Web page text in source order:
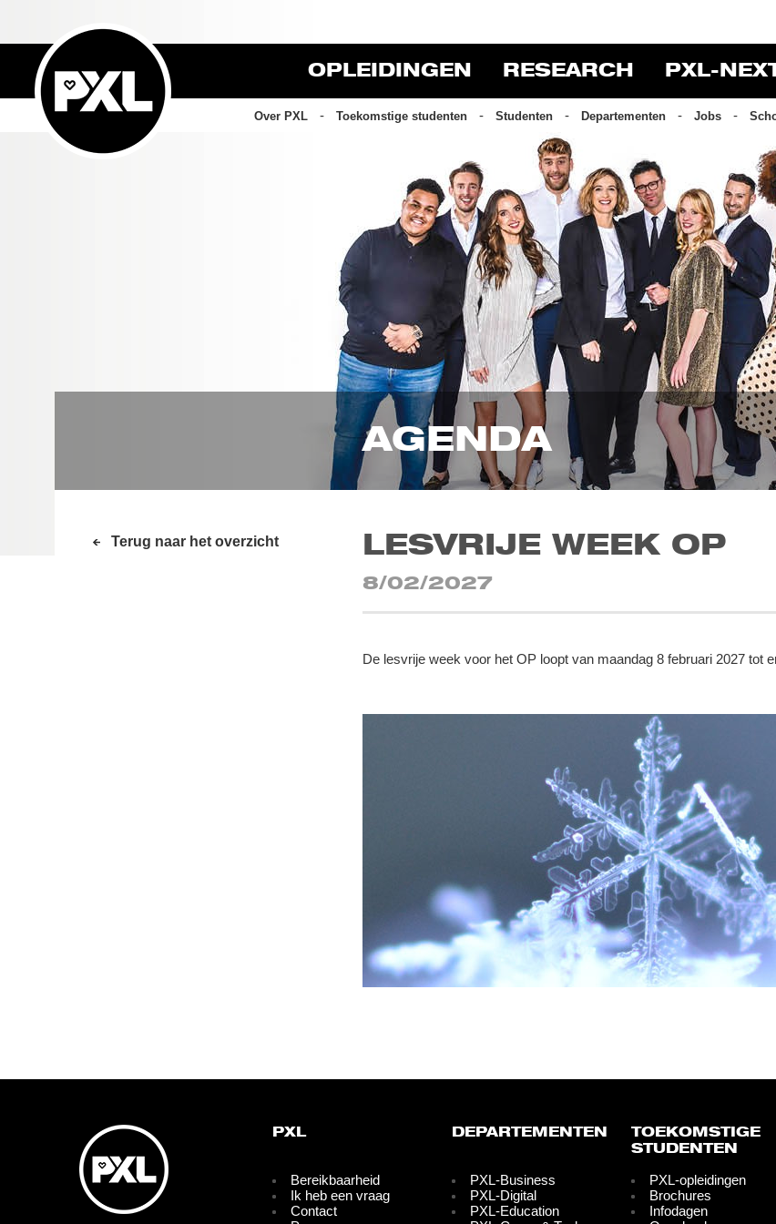
OPLEIDINGEN RESEARCH PXL-
Over PXL Toekomstige studenten Studenten Departementen Jobs
AGENDA
Terug naar het overzicht LESVRIJE WEEK OP
8/02/2027
De lesvrije week voor het OP loopt van maandag 8 februari 2027 tot
PXL
Bereikbaarheid
Ik heb een vraag
Contact
DEPARTEMENTEN
PXL-Business
PXL-Digital
PXL-Education
TOEKOMSTIGE
STUDENTEN
PXL-opleidingen
Brochures
Infodagen